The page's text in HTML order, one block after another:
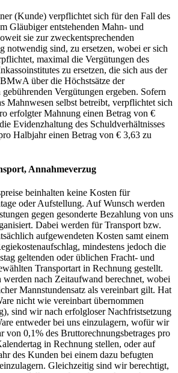
(Kunde) verpflichtet sich für den Fall des
Gläubiger entstehenden Mahn- und
sie zur zweckentsprechenden
notwendig sind, zu ersetzen, wobei er sich
maximal die Vergütungen des
zu ersetzen, die sich aus der
über die Höchstsätze der
Vergütungen ergeben. Sofern
Mahnwesen selbst betreibt, verpflichtet sich
erfolgter Mahnung einen Betrag von €
Evidenzhaltung des Schuldverhältnisses
Halbjahr einen Betrag von € 3,63 zu
Annahmeverzug
beinhalten keine Kosten für
oder Aufstellung. Auf Wunsch werden
gegen gesonderte Bezahlung von uns
Dabei werden für Transport bzw.
aufgewendeten Kosten samt einem
mindestens jedoch die
geltenden oder üblichen Fracht- und
Transportart in Rechnung gestellt.
werden nach Zeitaufwand berechnet, wobei
Mannstundensatz als vereinbart gilt. Hat
nicht wie vereinbart übernommen
sind wir nach erfolgloser Nachfristsetzung
entweder bei uns einzulagern, wofür wir
von 0,1% des Bruttorechnungsbetrages pro
in Rechnung stellen, oder auf
des Kunden bei einem dazu befugten
Gleichzeitig sind wir berechtigt,